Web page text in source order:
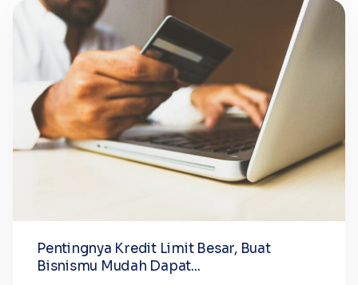
Pentingnya Kredit Limit Besar, Buat
Bisnismu Mudah Dapat...